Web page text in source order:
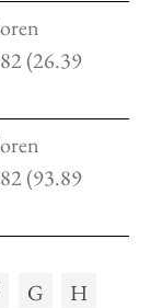
(26.39
(93.89
G
H